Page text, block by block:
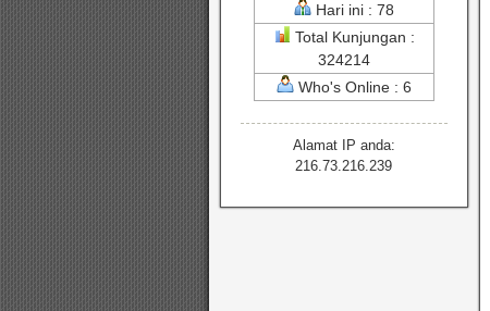
Hari ini : 78
Total Kunjungan :
324214
Who's Online : 6
Alamat IP anda:
216.73.216.239